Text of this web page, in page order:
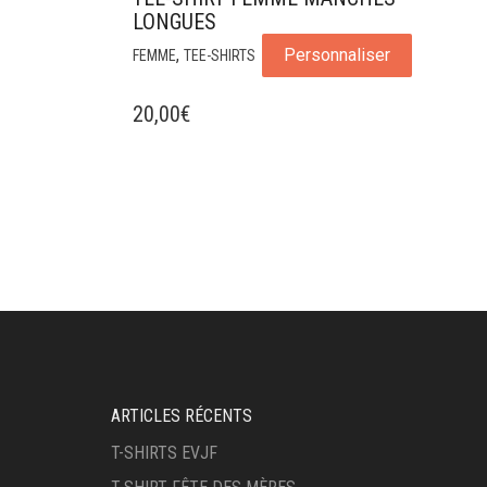
LONGUES
FEMME, TEE-SHIRTS Personnaliser
20,00€
ARTICLES RÉCENTS
T-SHIRTS EVJF